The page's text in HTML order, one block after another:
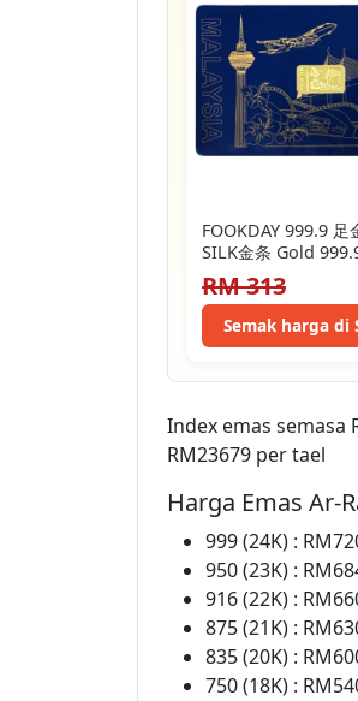
FOOKDAY 999.9 足
SILK金条 Gold
Malaysia SILK Gold
0.25g / 0.5g…
RM 313
Semak harga di
Index emas semasa
RM23679 per tael
Harga Emas Ar-
999 (24K) :
950 (23K) :
916 (22K) :
875 (21K) :
835 (20K) :
750 (18K) :